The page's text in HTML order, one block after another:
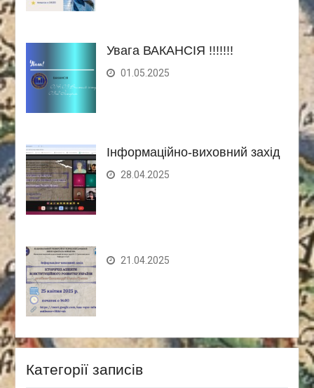
Увага ВАКАНСІЯ !!!!!!!
01.05.2025
Інформаційно-виховний захід
28.04.2025
21.04.2025
Категорії записів